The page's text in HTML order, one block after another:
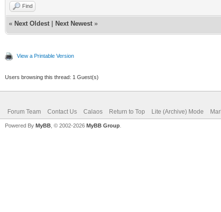
Find
« Next Oldest Next Newest »
View a Printable Version
Users browsing this thread: 1 Guest(s)
Forum Team Contact Us Calaos Return to Top Lite (Archive) Mode
Powered By MyBB , © 2002-2026 MyBB Group